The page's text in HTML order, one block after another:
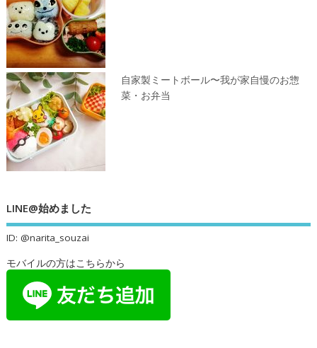
自家製ミートボール〜我が家自慢のお惣
菜・お弁当
LINE@始めました
ID: @narita_souzai
モバイルの方はこちらから